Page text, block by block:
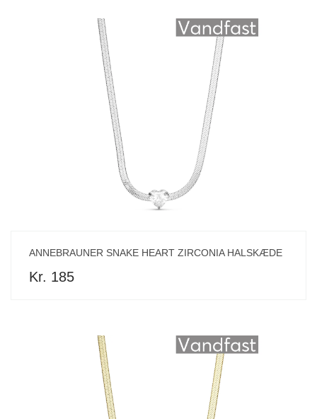
ANNEBRAUNER SNAKE HEART ZIRCONIA HALSKÆDE
Kr. 185